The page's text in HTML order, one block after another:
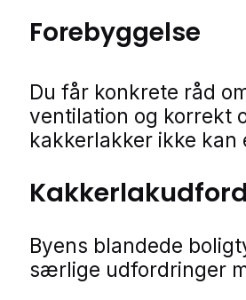
Forebyggelse
Du får konkrete råd
ventilation og korrekt
kakkerlakker ikke kan
Byens blandede
særlige udfordringer